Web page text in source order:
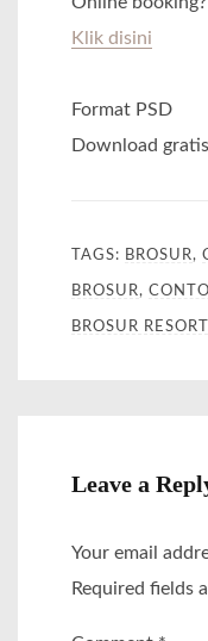
Klik disini
Format PSD
Download
TAGS: BROSUR,
BROSUR,
BROSUR RESORT
Leave a
Your email
Required fields